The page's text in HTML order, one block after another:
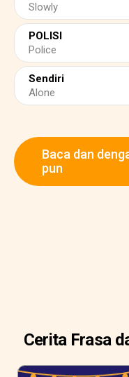
Slowly
POLISI
Police
Sendiri
Alone
Baca dan
pun
Cerita Frasa